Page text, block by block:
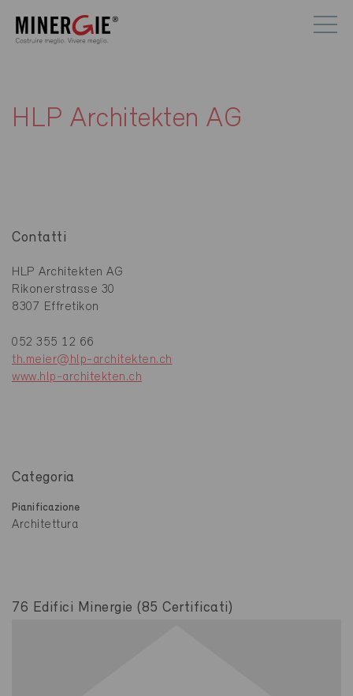
HLP Architekten AG
Contatti
HLP Architekten AG
Rikonerstrasse 30
8307 Effretikon
052 355 12 66
th.meier@hlp-architekten.ch
www.hlp-architekten.ch
Categoria
Pianificazione
Architettura
76 Edifici Minergie (85 Certificati)